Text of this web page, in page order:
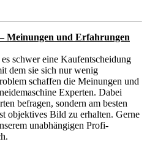
Meinungen und Erfahrungen
schwer eine Kaufentscheidung
dem sie sich nur wenig
schaffen die Meinungen und
Experten. Dabei
befragen, sondern am besten
objektives Bild zu erhalten. Gerne
unabhängigen Profi-